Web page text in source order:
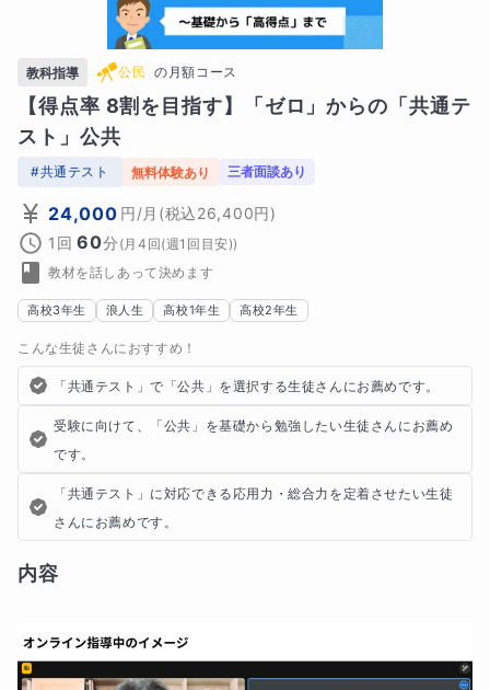
教科指導 公民 の 月額コース
【得点率 8割を目指す】「ゼロ」からの「共通テ
スト」公共
#共通テスト 無料体験あり 三者面談あり
24,000 円/月 (税込26,400円)
1回 60分 (月4回(週1回目安))
教材を話しあって決めます
高校3年生 浪人生 高校1年生 高校2年生
こんな生徒さんにおすすめ！
「共通テスト」で「公共」を選択する生徒さんにお薦めです。
受験に向けて、「公共」を基礎から勉強したい生徒さんにお薦め
です。
「共通テスト」に対応できる応用力・総合力を定着させたい生徒
さんにお薦めです。
内容